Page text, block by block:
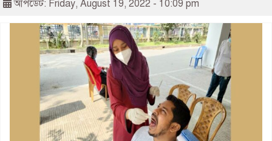
আপডেট: Friday, August 19, 2022 - 10:09 pm